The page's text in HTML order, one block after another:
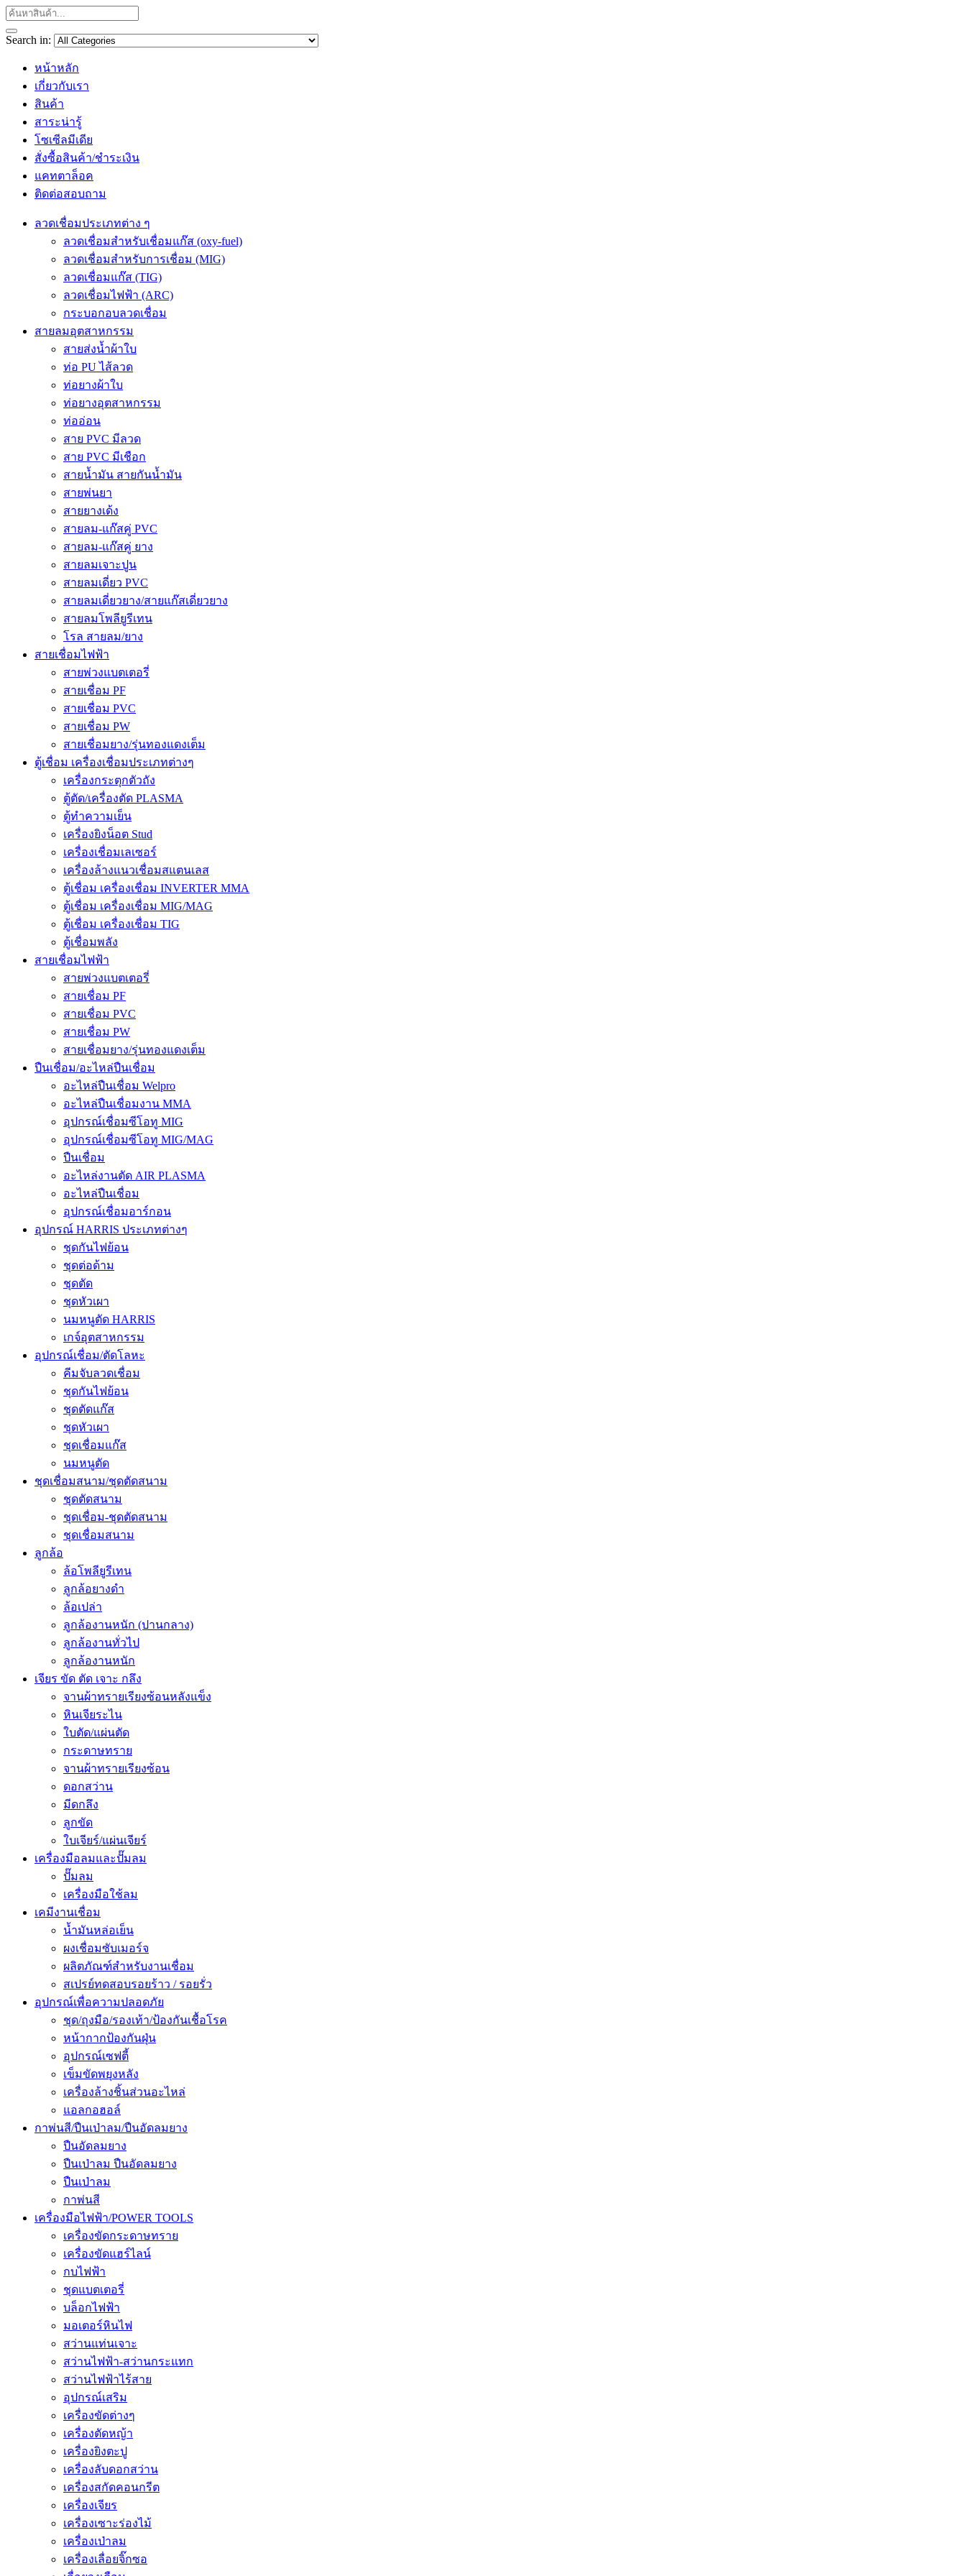
Search in:
หน้าหลัก
เกี่ยวกับเรา
สินค้า
สาระน่ารู้
โซเซีลมีเดีย
สั่งซื้อสินค้า/ชำระเงิน
แคทตาล็อค
ติดต่อสอบถาม
ลวดเชื่อมประเภทต่าง ๆ
ลวดเชื่อมสำหรับเชื่อมแก๊ส (oxy-fuel)
ลวดเชื่อมสำหรับการเชื่อม (MIG)
ลวดเชื่อมแก๊ส (TIG)
ลวดเชื่อมไฟฟ้า (ARC)
กระบอกอบลวดเชื่อม
สายลมอุตสาหกรรม
สายส่งน้ำผ้าใบ
ท่อ PU ไส้ลวด
ท่อยางผ้าใบ
ท่อยางอุตสาหกรรม
ท่ออ่อน
สาย PVC มีลวด
สาย PVC มีเชือก
สายน้ำมัน สายกันน้ำมัน
สายพ่นยา
สายยางเด้ง
สายลม-แก๊สคู่ PVC
สายลม-แก๊สคู่ ยาง
สายลมเจาะปูน
สายลมเดี่ยว PVC
สายลมเดี่ยวยาง/สายแก๊สเดี่ยวยาง
สายลมโพลียูรีเทน
โรล สายลม/ยาง
สายเชื่อมไฟฟ้า
สายพ่วงแบตเตอรี่
สายเชื่อม PF
สายเชื่อม PVC
สายเชื่อม PW
สายเชื่อมยาง/รุ่นทองแดงเต็ม
ตู้เชื่อม เครื่องเชื่อมประเภทต่างๆ
เครื่องกระตุกตัวถัง
ตู้ตัด/เครื่องตัด PLASMA
ตู้ทำความเย็น
เครื่องยิงน็อต Stud
เครื่องเชื่อมเลเซอร์
เครื่องล้างแนวเชื่อมสแตนเลส
ตู้เชื่อม เครื่องเชื่อม INVERTER MMA
ตู้เชื่อม เครื่องเชื่อม MIG/MAG
ตู้เชื่อม เครื่องเชื่อม TIG
ตู้เชื่อมพลัง
สายเชื่อมไฟฟ้า
สายพ่วงแบตเตอรี่
สายเชื่อม PF
สายเชื่อม PVC
สายเชื่อม PW
สายเชื่อมยาง/รุ่นทองแดงเต็ม
ปืนเชื่อม/อะไหล่ปืนเชื่อม
อะไหล่ปืนเชื่อม Welpro
อะไหล่ปืนเชื่อมงาน MMA
อุปกรณ์เชื่อมซีโอทู MIG
อุปกรณ์เชื่อมซีโอทู MIG/MAG
ปืนเชื่อม
อะไหล่งานตัด AIR PLASMA
อะไหล่ปืนเชื่อม
อุปกรณ์เชื่อมอาร์กอน
อุปกรณ์ HARRIS ประเภทต่างๆ
ชุดกันไฟย้อน
ชุดต่อด้าม
ชุดตัด
ชุดหัวเผา
นมหนูตัด HARRIS
เกจ์อุตสาหกรรม
อุปกรณ์เชื่อม/ตัดโลหะ
คีมจับลวดเชื่อม
ชุดกันไฟย้อน
ชุดตัดแก๊ส
ชุดหัวเผา
ชุดเชื่อมแก๊ส
นมหนูตัด
ชุดเชื่อมสนาม/ชุดตัดสนาม
ชุดตัดสนาม
ชุดเชื่อม-ชุดตัดสนาม
ชุดเชื่อมสนาม
ลูกล้อ
ล้อโพลียูรีเทน
ลูกล้อยางดำ
ล้อเปล่า
ลูกล้องานหนัก (ปานกลาง)
ลูกล้องานทั่วไป
ลูกล้องานหนัก
เจียร ขัด ตัด เจาะ กลึง
จานผ้าทรายเรียงซ้อนหลังแข็ง
หินเจียระไน
ใบตัด/แผ่นตัด
กระดาษทราย
จานผ้าทรายเรียงซ้อน
ดอกสว่าน
มีดกลึง
ลูกขัด
ใบเจียร์/แผ่นเจียร์
เครื่องมือลมและปั๊มลม
ปั๊มลม
เครื่องมือใช้ลม
เคมีงานเชื่อม
น้ำมันหล่อเย็น
ผงเชื่อมซับเมอร์จ
ผลิตภัณฑ์สำหรับงานเชื่อม
สเปรย์ทดสอบรอยร้าว / รอยรั่ว
อุปกรณ์เพื่อความปลอดภัย
ชุด/ถุงมือ/รองเท้า/ป้องกันเชื้อโรค
หน้ากากป้องกันฝุ่น
อุปกรณ์เซฟตี้
เข็มขัดพยุงหลัง
เครื่องล้างชิ้นส่วนอะไหล่
แอลกอฮอล์
กาพ่นสี/ปืนเป่าลม/ปืนอัดลมยาง
ปืนอัดลมยาง
ปืนเป่าลม ปืนอัดลมยาง
ปืนเป่าลม
กาพ่นสี
เครื่องมือไฟฟ้า/POWER TOOLS
เครื่องขัดกระดาษทราย
เครื่องขัดแฮร์ไลน์
กบไฟฟ้า
ชุดแบตเตอรี่
บล็อกไฟฟ้า
มอเตอร์หินไฟ
สว่านแท่นเจาะ
สว่านไฟฟ้า-สว่านกระแทก
สว่านไฟฟ้าไร้สาย
อุปกรณ์เสริม
เครื่องขัดต่างๆ
เครื่องตัดหญ้า
เครื่องยิงตะปู
เครื่องลับดอกสว่าน
เครื่องสกัดคอนกรีต
เครื่องเจียร
เครื่องเซาะร่องไม้
เครื่องเป่าลม
เครื่องเลื่อยจิ๊กซอ